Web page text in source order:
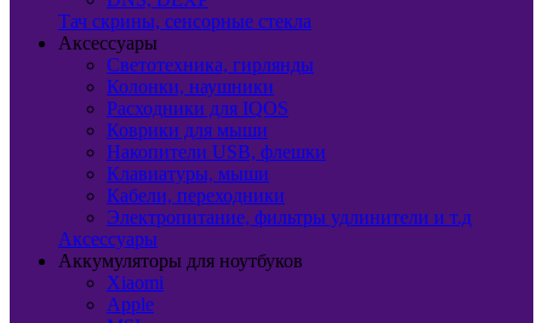
Тач скрины, сенсорные стекла
Аксессуары
Светотехника, гирлянды
Колонки, наушники
Расходники для IQOS
Коврики для мыши
Накопители USB, флешки
Клавиатуры, мыши
Кабели, переходники
Электропитание, фильтры удлинители и т.д
Аксессуары
Аккумуляторы для ноутбуков
Xiaomi
Apple